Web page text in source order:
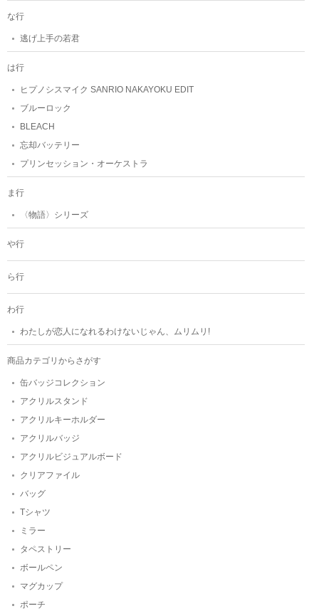
な行
逃げ上手の若君
は行
ヒプノシスマイク SANRIO NAKAYOKU EDIT
ブルーロック
BLEACH
忘却バッテリー
プリンセッション・オーケストラ
ま行
〈物語〉シリーズ
や行
ら行
わ行
わたしが恋人になれるわけないじゃん、ムリムリ!
商品カテゴリからさがす
缶バッジコレクション
アクリルスタンド
アクリルキーホルダー
アクリルバッジ
アクリルビジュアルボード
クリアファイル
バッグ
Tシャツ
ミラー
タペストリー
ボールペン
マグカップ
ポーチ